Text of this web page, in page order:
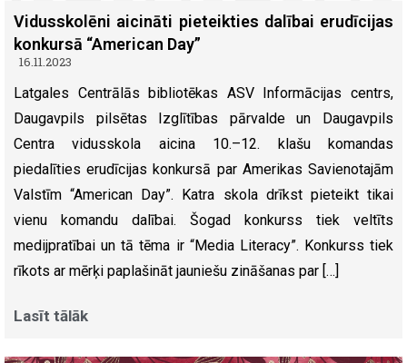
Vidusskolēni aicināti pieteikties dalībai erudīcijas
konkursā “American Day”
16.11.2023
Latgales Centrālās bibliotēkas ASV Informācijas centrs,
Daugavpils pilsētas Izglītības pārvalde un Daugavpils
Centra vidusskola aicina 10.–12. klašu komandas
piedalīties erudīcijas konkursā par Amerikas Savienotajām
Valstīm “American Day”. Katra skola drīkst pieteikt tikai
vienu komandu dalībai. Šogad konkurss tiek veltīts
medijpratībai un tā tēma ir “Media Literacy”. Konkurss tiek
rīkots ar mērķi paplašināt jauniešu zināšanas par […]
Lasīt tālāk